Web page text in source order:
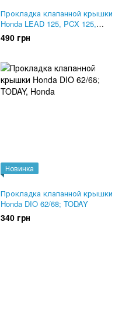
Прокладка клапанной крышки
Honda LEAD 125, PCX 125,
SH125. Оригинал 12391-KZR-
600
490 грн
Новинка
Прокладка клапанной крышки
Honda DIO 62/68; TODAY
340 грн